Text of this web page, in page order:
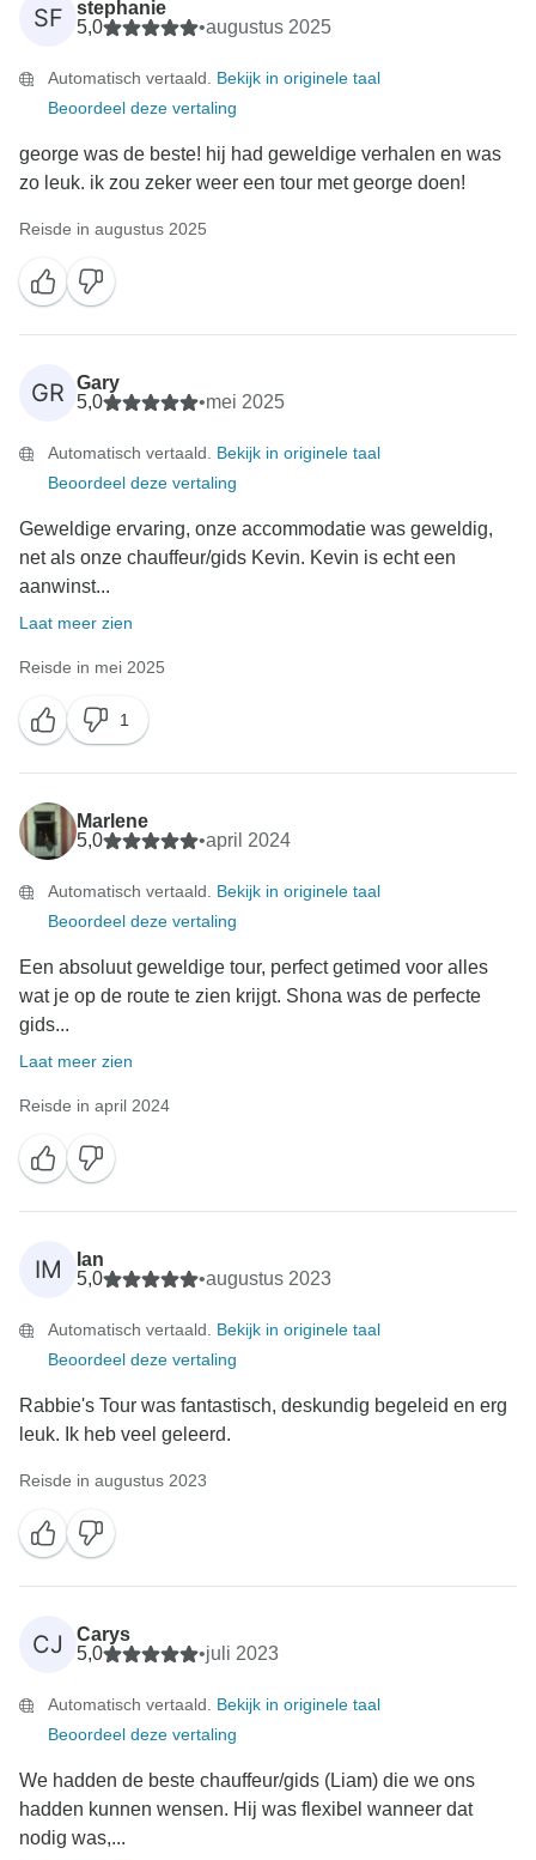
SF
stephanie
5,0
•augustus 2025
Automatisch vertaald. Bekijk in originele taal
Beoordeel deze vertaling
george was de beste! hij had geweldige verhalen en was
zo leuk. ik zou zeker weer een tour met george doen!
Reisde in augustus 2025
GR
Gary
5,0
•mei 2025
Automatisch vertaald. Bekijk in originele taal
Beoordeel deze vertaling
Geweldige ervaring, onze accommodatie was geweldig,
net als onze chauffeur/gids Kevin. Kevin is echt een
aanwinst...
Laat meer zien
Reisde in mei 2025
1
Marlene
5,0
•april 2024
Automatisch vertaald. Bekijk in originele taal
Beoordeel deze vertaling
Een absoluut geweldige tour, perfect getimed voor alles
wat je op de route te zien krijgt. Shona was de perfecte
gids...
Laat meer zien
Reisde in april 2024
IM
Ian
5,0
•augustus 2023
Automatisch vertaald. Bekijk in originele taal
Beoordeel deze vertaling
Rabbie's Tour was fantastisch, deskundig begeleid en erg
leuk. Ik heb veel geleerd.
Reisde in augustus 2023
CJ
Carys
5,0
•juli 2023
Automatisch vertaald. Bekijk in originele taal
Beoordeel deze vertaling
We hadden de beste chauffeur/gids (Liam) die we ons
hadden kunnen wensen. Hij was flexibel wanneer dat
nodig was,...